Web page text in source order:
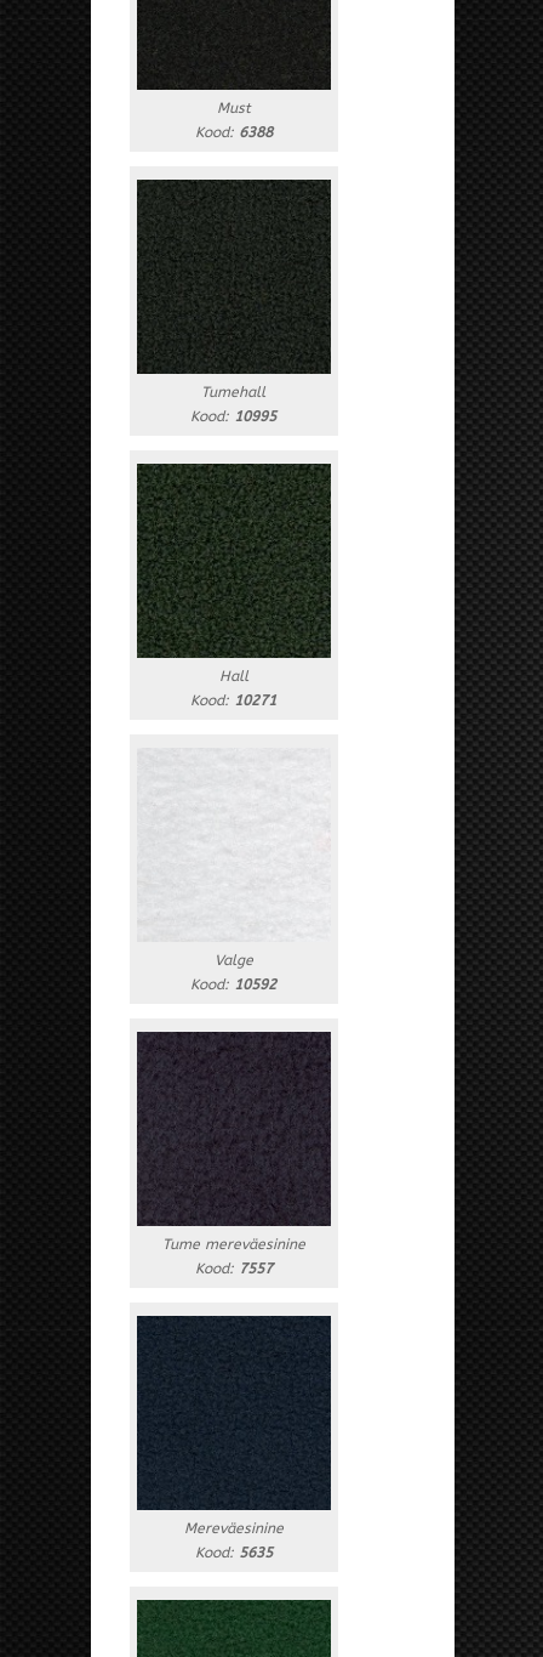
Must
Kood: 6388
Tumehall
Kood: 10995
Hall
Kood: 10271
Valge
Kood: 10592
Tume mereväesinine
Kood: 7557
Mereväesinine
Kood: 5635